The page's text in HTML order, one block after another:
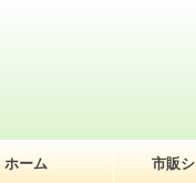
ホーム 市販